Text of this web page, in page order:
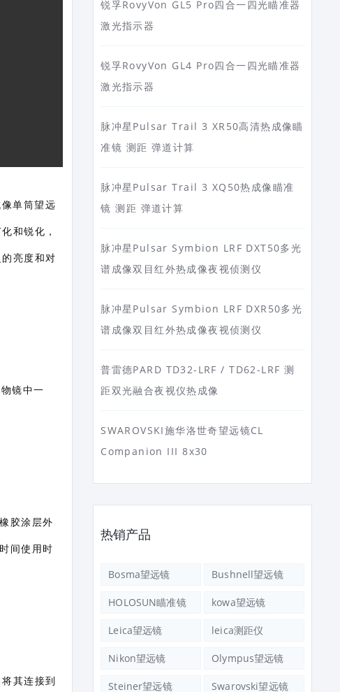
单筒望远
和锐化，
亮度和对
镜中一
胶涂层外
间使用时
其连接到
锐孚RovyVon GL5 Pro四合一四光瞄准器
激光指示器
锐孚RovyVon GL4 Pro四合一四光瞄准器
激光指示器
脉冲星Pulsar Trail 3 XR50高清热成像瞄
准镜 测距 弹道计算
脉冲星Pulsar Trail 3 XQ50热成像瞄准
镜 测距 弹道计算
脉冲星Pulsar Symbion LRF DXT50多光
谱成像双目红外热成像夜视侦测仪
脉冲星Pulsar Symbion LRF DXR50多光
谱成像双目红外热成像夜视侦测仪
普雷德PARD TD32-LRF / TD62-LRF 测
距双光融合夜视仪热成像
SWAROVSKI施华洛世奇望远镜CL
Companion III 8x30
热销产品
Bosma望远镜 Bushnell望远镜
HOLOSUN瞄准镜 kowa望远镜
Leica望远镜 leica测距仪
Nikon望远镜 Olympus望远镜
Steiner望远镜 Swarovski望远镜